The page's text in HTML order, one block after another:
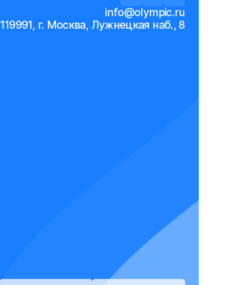
info@olympic.ru
119991, г. Москва, Лужнецкая наб., 8